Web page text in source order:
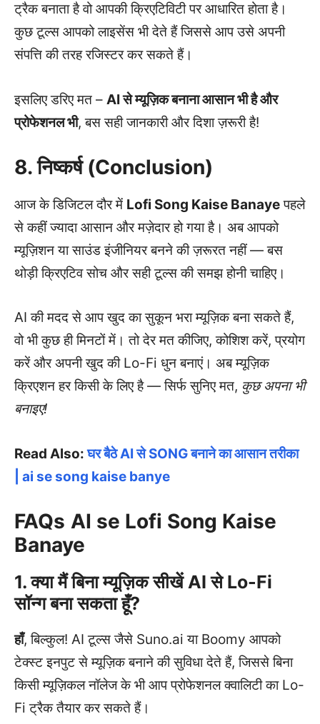
ट्रैक बनाता है वो आपकी क्रिएटिविटी पर आधारित होता है।
कुछ टूल्स आपको लाइसेंस भी देते हैं जिससे आप उसे अपनी
संपत्ति की तरह रजिस्टर कर सकते हैं।
इसलिए डरिए मत – AI से म्यूज़िक बनाना आसान भी है और
प्रोफेशनल भी, बस सही जानकारी और दिशा ज़रूरी है!
8. निष्कर्ष (Conclusion)
आज के डिजिटल दौर में Lofi Song Kaise Banayeपहले
से कहीं ज्यादा आसान और मज़ेदार हो गया है। अब आपको
म्यूज़िशन या साउंड इंजीनियर बनने की ज़रूरत नहीं — बस
थोड़ी क्रिएटिव सोच और सही टूल्स की समझ होनी चाहिए।
AI की मदद से आप खुद का सुकून भरा म्यूज़िक बना सकते हैं,
वो भी कुछ ही मिनटों में। तो देर मत कीजिए, कोशिश करें, प्रयोग
करें और अपनी खुद की Lo-Fi धुन बनाएं। अब म्यूज़िक
क्रिएशन हर किसी के लिए है — सिर्फ सुनिए मत, कुछ अपना भी
बनाइए!
Read Also:घर बैठे AI से SONG बनाने का आसान तरीका
| ai se song kaise banye
FAQs AI se Lofi Song Kaise
Banaye
1. क्या मैं बिना म्यूज़िक सीखें AI से Lo-Fi
सॉन्ग बना सकता हूँ?
हाँ, बिल्कुल! AI टूल्स जैसे Suno.ai या Boomy आपको
टेक्स्ट इनपुट से म्यूज़िक बनाने की सुविधा देते हैं, जिससे बिना
किसी म्यूज़िकल नॉलेज के भी आप प्रोफेशनल क्वालिटी का Lo-
Fi ट्रैक तैयार कर सकते हैं।